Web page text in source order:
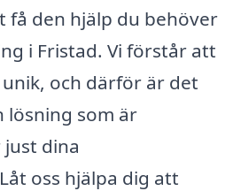
få den hjälp du behöver
i Fristad. Vi förstår att
och därför är det
lösning som är
dina
oss hjälpa dig att